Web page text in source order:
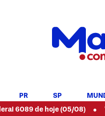
PR SP
hoje (05/08) • Vestibular